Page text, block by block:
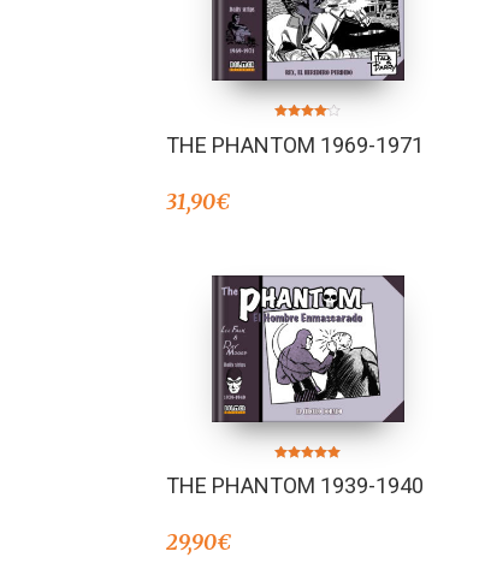
en
4.00
THE PHANTOM 1969-1971
31,90€
5.00
de 5
THE PHANTOM 1939-1940
29,90€